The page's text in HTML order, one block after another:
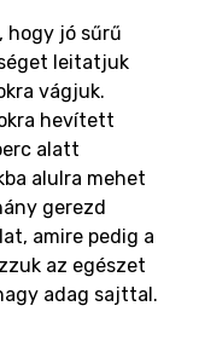
hogy jó sűrű
leitatjuk
vágjuk.
hevített
alatt
alulra mehet
gerezd
amire pedig a
az egészet
adag sajttal.